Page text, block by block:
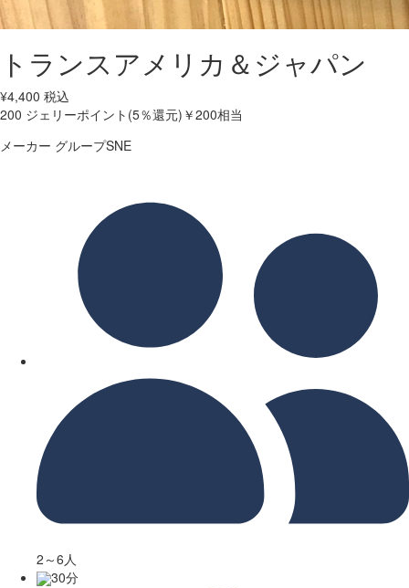
トランスアメリカ＆ジャパン
¥4,400 税込
200 ジェリーポイント(5％還元) ￥200相当
メーカー グループSNE
2～6人
30分